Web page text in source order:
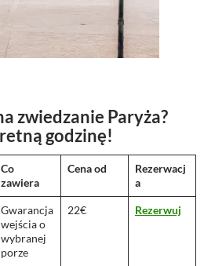
zwiedzanie Paryża?
godzinę!
Co
zawiera
Cena od
Rezerwacj
a
Gwarancja
wejścia o
wybranej
porze
22€ Rezerwuj